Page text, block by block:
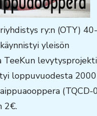
ry:n (OTY) 40-
yleisön
TeeKun
loppuvuodesta 2000
(TQCD-
2€.